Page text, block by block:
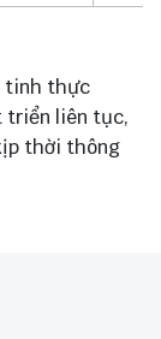
tinh thực
triển liên tục,
thời thông